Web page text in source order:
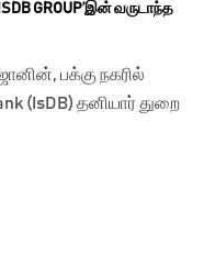
GROUP’இன் வருடாந்த
பக்கு நகரில்
(IsDB) தனியார் துறை